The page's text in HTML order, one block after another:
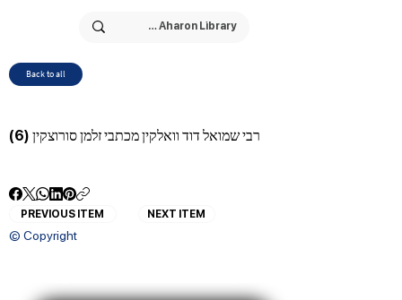
Back to all
רבי שמואל דוד וואלקין מכתבי זלמן סורוצקין (6)
PREVIOUS ITEM NEXT ITEM
© Copyright